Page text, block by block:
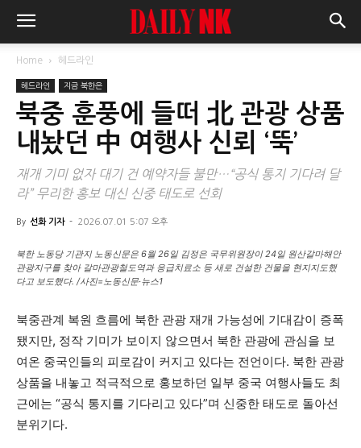
Home 헤드라인
헤드라인 지금 북한은
북중 훈풍에 들떠 北 관광 상품
내놨던 中 여행사 신뢰 ‘뚝’
재개 기미 없자 대기 건 예약자들 불만…“공식 통지 기다려 달
라” 무리한 홍보 대신 신중 태도로 선회
By 선화 기자 - 2026.07.01 5:07 오후
북한 노동당 기관지 노동신문은 6월 26일 김정은 국무위원장이 24일 원산갈마해안
관광지구를 찾아 갈마관광철도역과 응급치료소 등 새로 건설한 건물을 현지지도했
다고 보도했다. /사진=노동신문·뉴스1
북중관계 복원 흐름에 북한 관광 재개 가능성에 기대감이 증폭
됐지만, 정작 기미가 보이지 않으면서 북한 관광에 관심을 보
여온 중국인들의 피로감이 커지고 있다는 전언이다. 북한 관광
상품을 내놓고 적극적으로 홍보하던 일부 중국 여행사들도 최
근에는 “공식 통지를 기다리고 있다”며 신중한 태도로 돌아선
분위기다.